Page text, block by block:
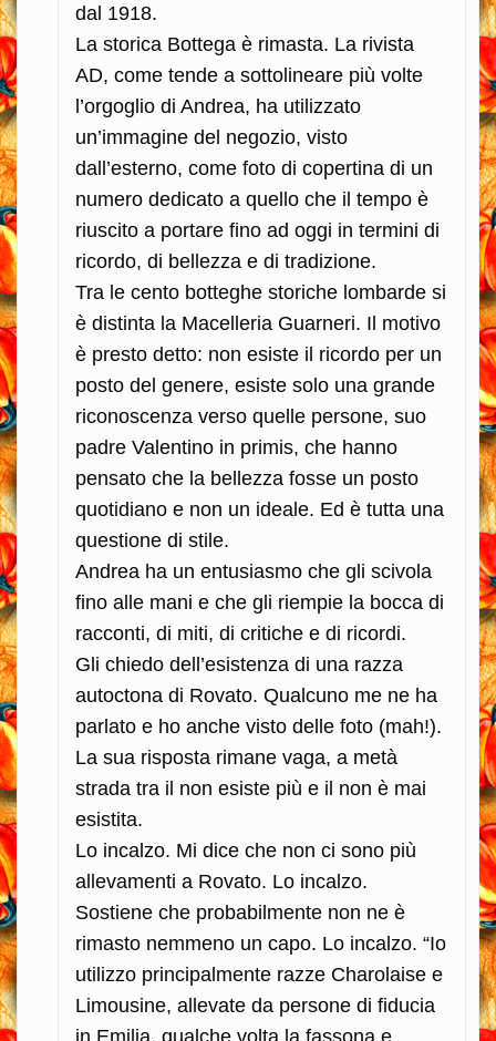
dal 1918.
La storica Bottega è rimasta. La rivista
AD, come tende a sottolineare più volte
l’orgoglio di Andrea, ha utilizzato
un’immagine del negozio, visto
dall’esterno, come foto di copertina di un
numero dedicato a quello che il tempo è
riuscito a portare fino ad oggi in termini di
ricordo, di bellezza e di tradizione.
Tra le cento botteghe storiche lombarde si
è distinta la Macelleria Guarneri. Il motivo
è presto detto: non esiste il ricordo per un
posto del genere, esiste solo una grande
riconoscenza verso quelle persone, suo
padre Valentino in primis, che hanno
pensato che la bellezza fosse un posto
quotidiano e non un ideale. Ed è tutta una
questione di stile.
Andrea ha un entusiasmo che gli scivola
fino alle mani e che gli riempie la bocca di
racconti, di miti, di critiche e di ricordi.
Gli chiedo dell’esistenza di una razza
autoctona di Rovato. Qualcuno me ne ha
parlato e ho anche visto delle foto (mah!).
La sua risposta rimane vaga, a metà
strada tra il non esiste più e il non è mai
esistita.
Lo incalzo. Mi dice che non ci sono più
allevamenti a Rovato. Lo incalzo.
Sostiene che probabilmente non ne è
rimasto nemmeno un capo. Lo incalzo. “Io
utilizzo principalmente razze Charolaise e
Limousine, allevate da persone di fiducia
in Emilia, qualche volta la fassona e